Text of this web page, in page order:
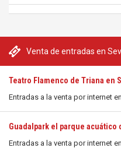
Venta de entradas en
Teatro Flamenco de Triana en
Entradas a la venta por internet
Guadalpark el parque acuático
Entradas a la venta por internet